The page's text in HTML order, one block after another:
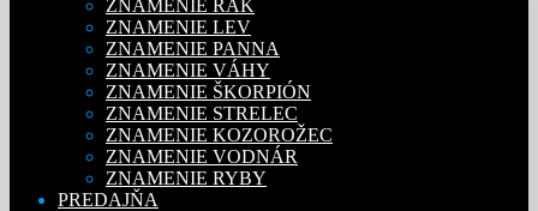
ZNAMENIE RAK
ZNAMENIE LEV
ZNAMENIE PANNA
ZNAMENIE VÁHY
ZNAMENIE ŠKORPIÓN
ZNAMENIE STRELEC
ZNAMENIE KOZOROŽEC
ZNAMENIE VODNÁR
ZNAMENIE RYBY
PREDAJŇA